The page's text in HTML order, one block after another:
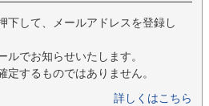
下して、メールアドレスを登録し
ルでお知らせいたします。
定するものではありません。
詳しくはこちら